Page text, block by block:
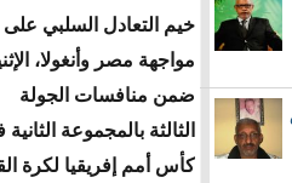
خيم التعادل السلبي على
مواجهة مصر وأنغولا،
ضمن منافسات الجولة
الثالثة بالمجموعة
كأس أمم إفريقيا لكرة